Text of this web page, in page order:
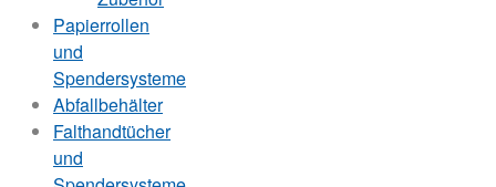
Papierrollen
und
Spendersysteme
Abfallbehälter
Falthandtücher
und